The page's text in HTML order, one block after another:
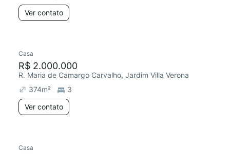
Ver contato
Chegou este mês
Casa
R$ 2.000.000
R. Maria de Camargo Carvalho, Jardim Villa Verona
374m²
3
Ver contato
Chegou há 1 dia
Casa